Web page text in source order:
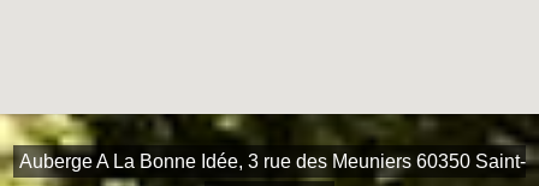
Auberge A La Bonne Idée, 3 rue des Meuniers 60350 Saint-